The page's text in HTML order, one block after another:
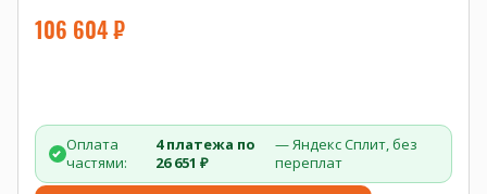
106 604₽
Оплата
частями:
4 платежа по
26 651 ₽
— Яндекс Сплит, без
переплат